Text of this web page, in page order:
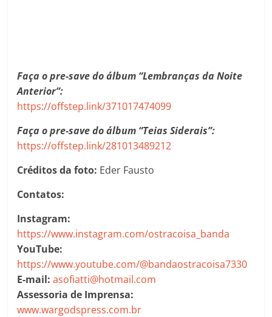
Faça o pre-save do álbum “Lembranças da Noite
Anterior”:
https://offstep.link/371017474099
Faça o pre-save do álbum “Teias Siderais”:
https://offstep.link/281013489212
Créditos da foto: Eder Fausto
Contatos:
Instagram:
https://www.instagram.com/ostracoisa_banda
YouTube:
https://www.youtube.com/@bandaostracoisa7330
E-mail:asofiatti@hotmail.com
Assessoria de Imprensa:
www.wargodspress.com.br